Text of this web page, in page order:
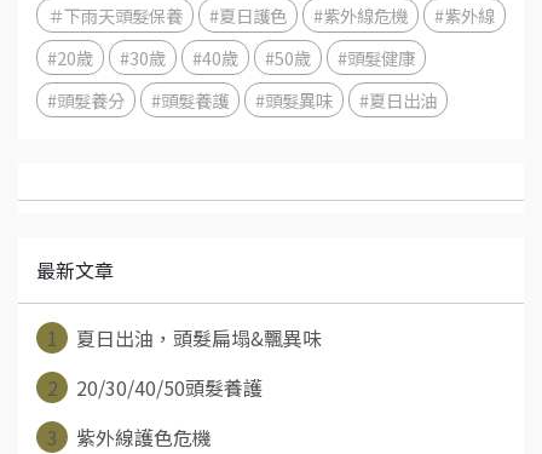
＃下雨天頭髮保養
#夏日護色 #紫外線危機
#紫外線
#20歲
#30歲 #40歲 #50歲
#頭髮健康
#頭髮養分
#頭髮養護 #頭髮異味 #夏日出油
最新文章
1
夏日出油，頭髮扁塌&飄異味
2
20/30/40/50頭髮養護
3
紫外線護色危機